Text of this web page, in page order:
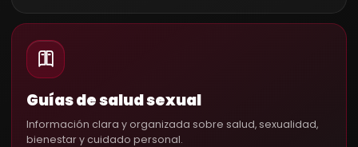
Guías de salud sexual
Información clara y organizada sobre salud, sexualidad,
bienestar y cuidado personal.